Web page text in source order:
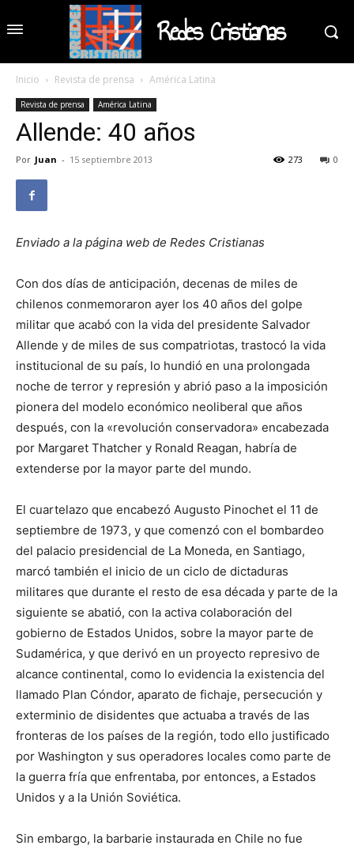
Redes Cristianas
Inicio Revista de prensa América Latina
Revista de prensa América Latina
Allende: 40 años
Por Juan - 15 septiembre 2013 0
273
Enviado a la página web de Redes Cristianas
Con dos días de anticipación, decenas de miles de
chilenos conmemoraron ayer los 40 años del golpe
militar que acabó con la vida del presidente Salvador
Allende y de miles de sus compatriotas, trastocó la vida
institucional de su país, lo hundió en una prolongada
noche de terror y represión y abrió paso a la imposición
pionera del modelo económico neoliberal que años
después, con la «revolución conservadora» encabezada
por Margaret Thatcher y Ronald Reagan, habría de
extenderse por la mayor parte del mundo.
El cuartelazo que encabezó Augusto Pinochet el 11 de
septiembre de 1973, y que comenzó con el bombardeo
del palacio presidencial de La Moneda, en Santiago,
marcó también el inicio de un ciclo de dictaduras
militares que durante el resto de esa década y parte de la
siguiente se abatió, con la activa colaboración del
gobierno de Estados Unidos, sobre la mayor parte de
Sudamérica, y que derivó en un proyecto represivo de
alcance continental, como lo evidencia la existencia del
llamado Plan Cóndor, aparato de fichaje, persecución y
exterminio de disidentes que actuaba a través de las
fronteras de los países de la región, todo ello justificado
por Washington y sus operadores locales como parte de
la guerra fría que enfrentaba, por entonces, a Estados
Unidos y a la Unión Soviética.
Sin embargo, la barbarie instaurada en Chile no fue